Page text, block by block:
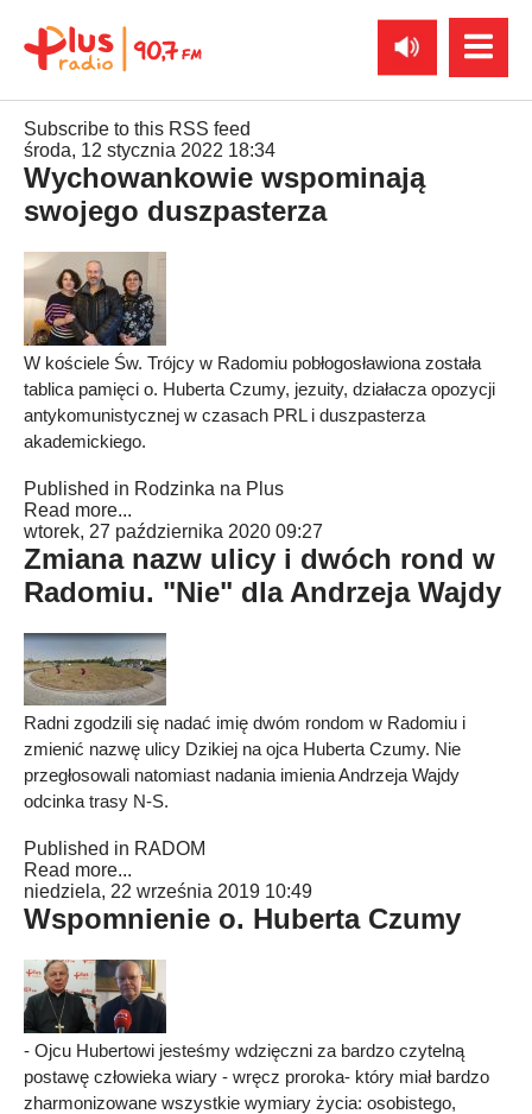
Subscribe to this RSS feed
środa, 12 stycznia 2022 18:34
Wychowankowie wspominają
swojego duszpasterza
W kościele Św. Trójcy w Radomiu pobłogosławiona została
tablica pamięci o. Huberta Czumy, jezuity, działacza opozycji
antykomunistycznej w czasach PRL i duszpasterza
akademickiego.
Published in Rodzinka na Plus
Read more...
wtorek, 27 października 2020 09:27
Zmiana nazw ulicy i dwóch rond w
Radomiu. "Nie" dla Andrzeja Wajdy
Radni zgodzili się nadać imię dwóm rondom w Radomiu i
zmienić nazwę ulicy Dzikiej na ojca Huberta Czumy. Nie
przegłosowali natomiast nadania imienia Andrzeja Wajdy
odcinka trasy N-S.
Published in RADOM
Read more...
niedziela, 22 września 2019 10:49
Wspomnienie o. Huberta Czumy
- Ojcu Hubertowi jesteśmy wdzięczni za bardzo czytelną
postawę człowieka wiary - wręcz proroka- który miał bardzo
zharmonizowane wszystkie wymiary życia: osobistego,